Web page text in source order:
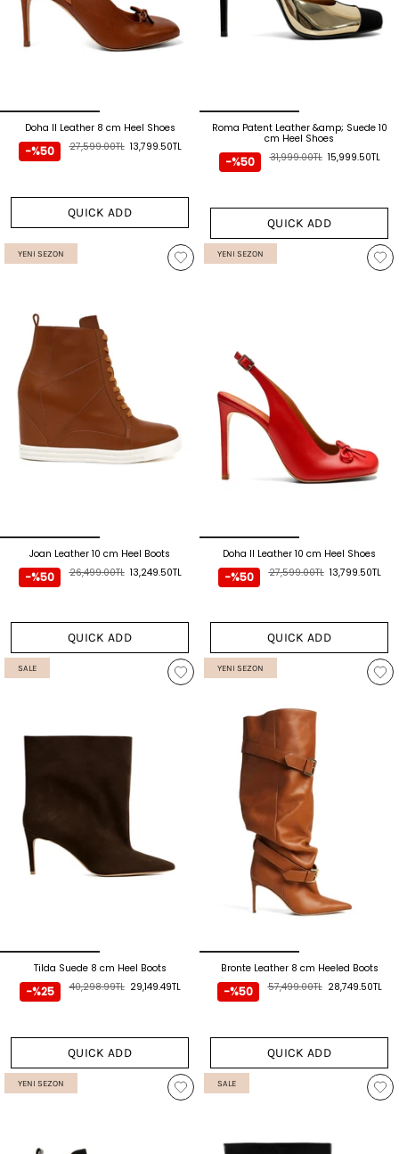
Doha II Leather 8 cm Heel Shoes
13,799.50TL
27,599.00TL
-%50
QUICK ADD
Roma Patent Leather &amp; Suede 10
cm Heel Shoes
15,999.50TL
31,999.00TL
-%50
QUICK ADD
YENI SEZON
Joan Leather 10 cm Heel Boots
13,249.50TL
26,499.00TL
-%50
QUICK ADD
YENI SEZON
Doha II Leather 10 cm Heel Shoes
13,799.50TL
27,599.00TL
-%50
QUICK ADD
SALE
Tilda Suede 8 cm Heel Boots
29,149.49TL
40,298.99TL
-%25
QUICK ADD
YENI SEZON
Bronte Leather 8 cm Heeled Boots
28,749.50TL
57,499.00TL
-%50
QUICK ADD
YENI SEZON SALE